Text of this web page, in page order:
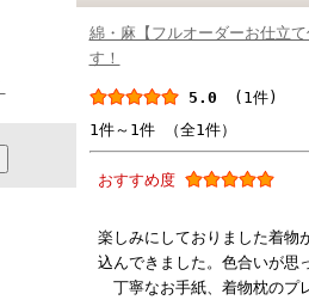
綿・麻【フルオーダーお仕立
す！
5.0
(1件)
1件～1件 （全1件）
おすすめ度
楽しみにしておりました着物
込んできました。色合いが思
丁寧なお手紙、着物枕のプ